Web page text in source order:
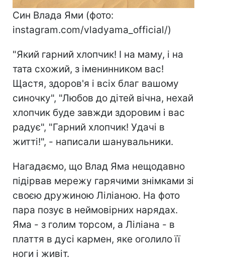
Син Влада Ями (фото:
instagram.com/vladyama_official/)
"Який гарний хлопчик! І на маму, і на
тата схожий, з іменинником вас!
Щастя, здоров'я і всіх благ вашому
синочку", "Любов до дітей вічна, нехай
хлопчик буде завжди здоровим і вас
радує", "Гарний хлопчик! Удачі в
житті!", - написали шанувальники.
Нагадаємо, що Влад Яма нещодавно
підірвав мережу гарячими знімками зі
своєю дружиною Ліліаною. На фото
пара позує в неймовірних нарядах.
Яма - з голим торсом, а Ліліана - в
плаття в дусі кармен, яке оголило її
ноги і живіт.